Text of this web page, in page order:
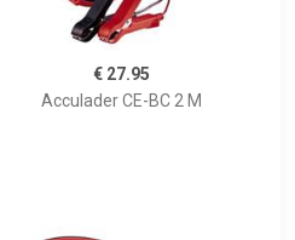
€ 27.95
Acculader CE-BC 2 M